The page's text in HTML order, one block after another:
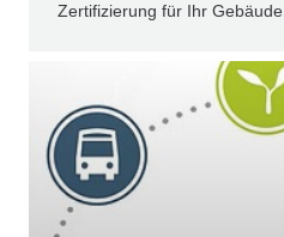
Zertifizierung für Ihr Gebäude.